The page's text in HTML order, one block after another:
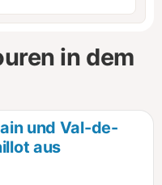
in dem
und Val-de-
aus